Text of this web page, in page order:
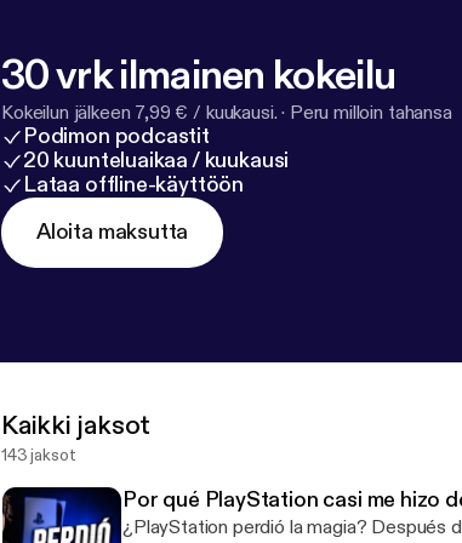
30 vrk ilmainen kokeilu
Kokeilun jälkeen 7,99 € / kuukausi. · Peru milloin tahansa
Podimon podcastit
20 kuunteluaikaa / kuukausi
Lataa offline-käyttöön
Aloita maksutta
Kaikki jaksot
143 jaksot
Por qué PlayStation casi me hizo
¿PlayStation perdió la magia? Después